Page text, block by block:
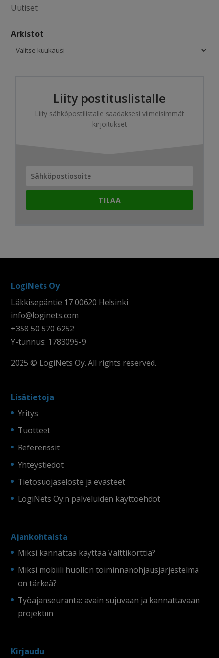
Uutiset
Arkistot
Arkistot
Liity postituslistalle
Liity sähköpostilistalle saadaksesi viimeisimmät
kirjoitukset
TILAA
LogiNets Oy
Läkkisepäntie 17 00620 Helsinki
info@loginets.com
+358 50 570 6252
Y-tunnus: 1783095-9
2025 © LogiNets Oy. All rights reserved.
Lisätietoja
Yritys
Tuotteet
Referenssit
Yhteystiedot
Tietosuojaseloste ja evästeet
LogiNets Oy:n palveluiden käyttöehdot
Ajankohtaista
Miksi kannattaa käyttää Valttikorttia?
Miksi mobiili huollon toiminnanohjausjärjestelmä
on tärkeä?
Työajanseuranta: avain sujuvaan ja kannattavaan
projektiin
Kirjaudu